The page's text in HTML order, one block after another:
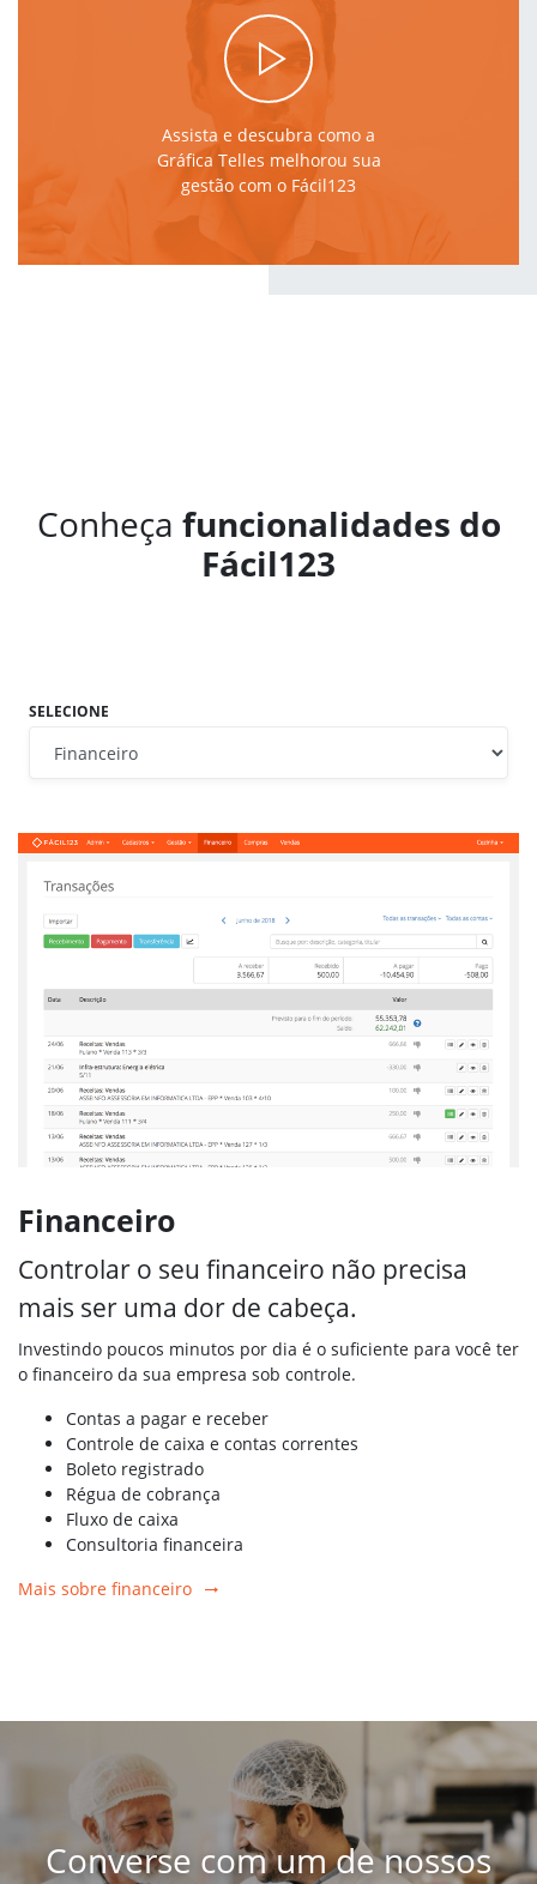
Assista e descubra como a
Gráfica Telles melhorou sua
gestão com o Fácil123
Conheça funcionalidades do
Fácil123
SELECIONE
Financeiro
Controlar o seu financeiro não precisa
mais ser uma dor de cabeça.
Investindo poucos minutos por dia é o suficiente para você ter
o financeiro da sua empresa sob controle.
Contas a pagar e receber
Controle de caixa e contas correntes
Boleto registrado
Régua de cobrança
Fluxo de caixa
Consultoria financeira
Mais sobre financeiro
Converse com um de nossos